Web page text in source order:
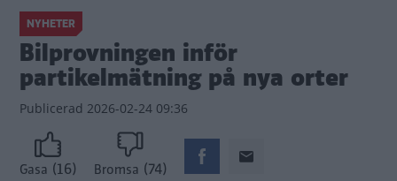
NYHETER
Bilprovningen inför
partikelmätning på nya orter
Publicerad 2026-02-24 09:36
Gasa (16) Bromsa (74)